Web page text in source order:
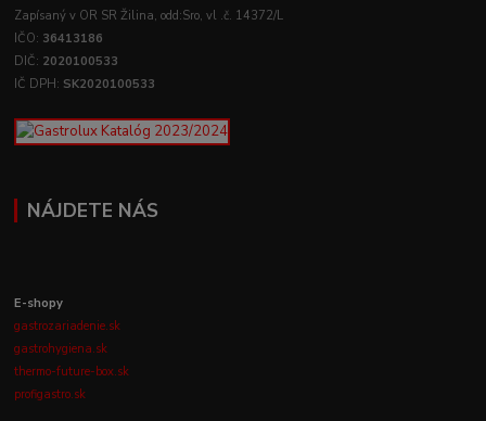
Zapísaný v OR SR Žilina, odd:Sro, vl .č. 14372/L
IČO: 36413186
DIČ: 2020100533
IČ DPH: SK2020100533
NÁJDETE NÁS
E-shopy
gastrozariadenie.sk
gastrohygiena.sk
thermo-future-box.sk
profigastro.sk